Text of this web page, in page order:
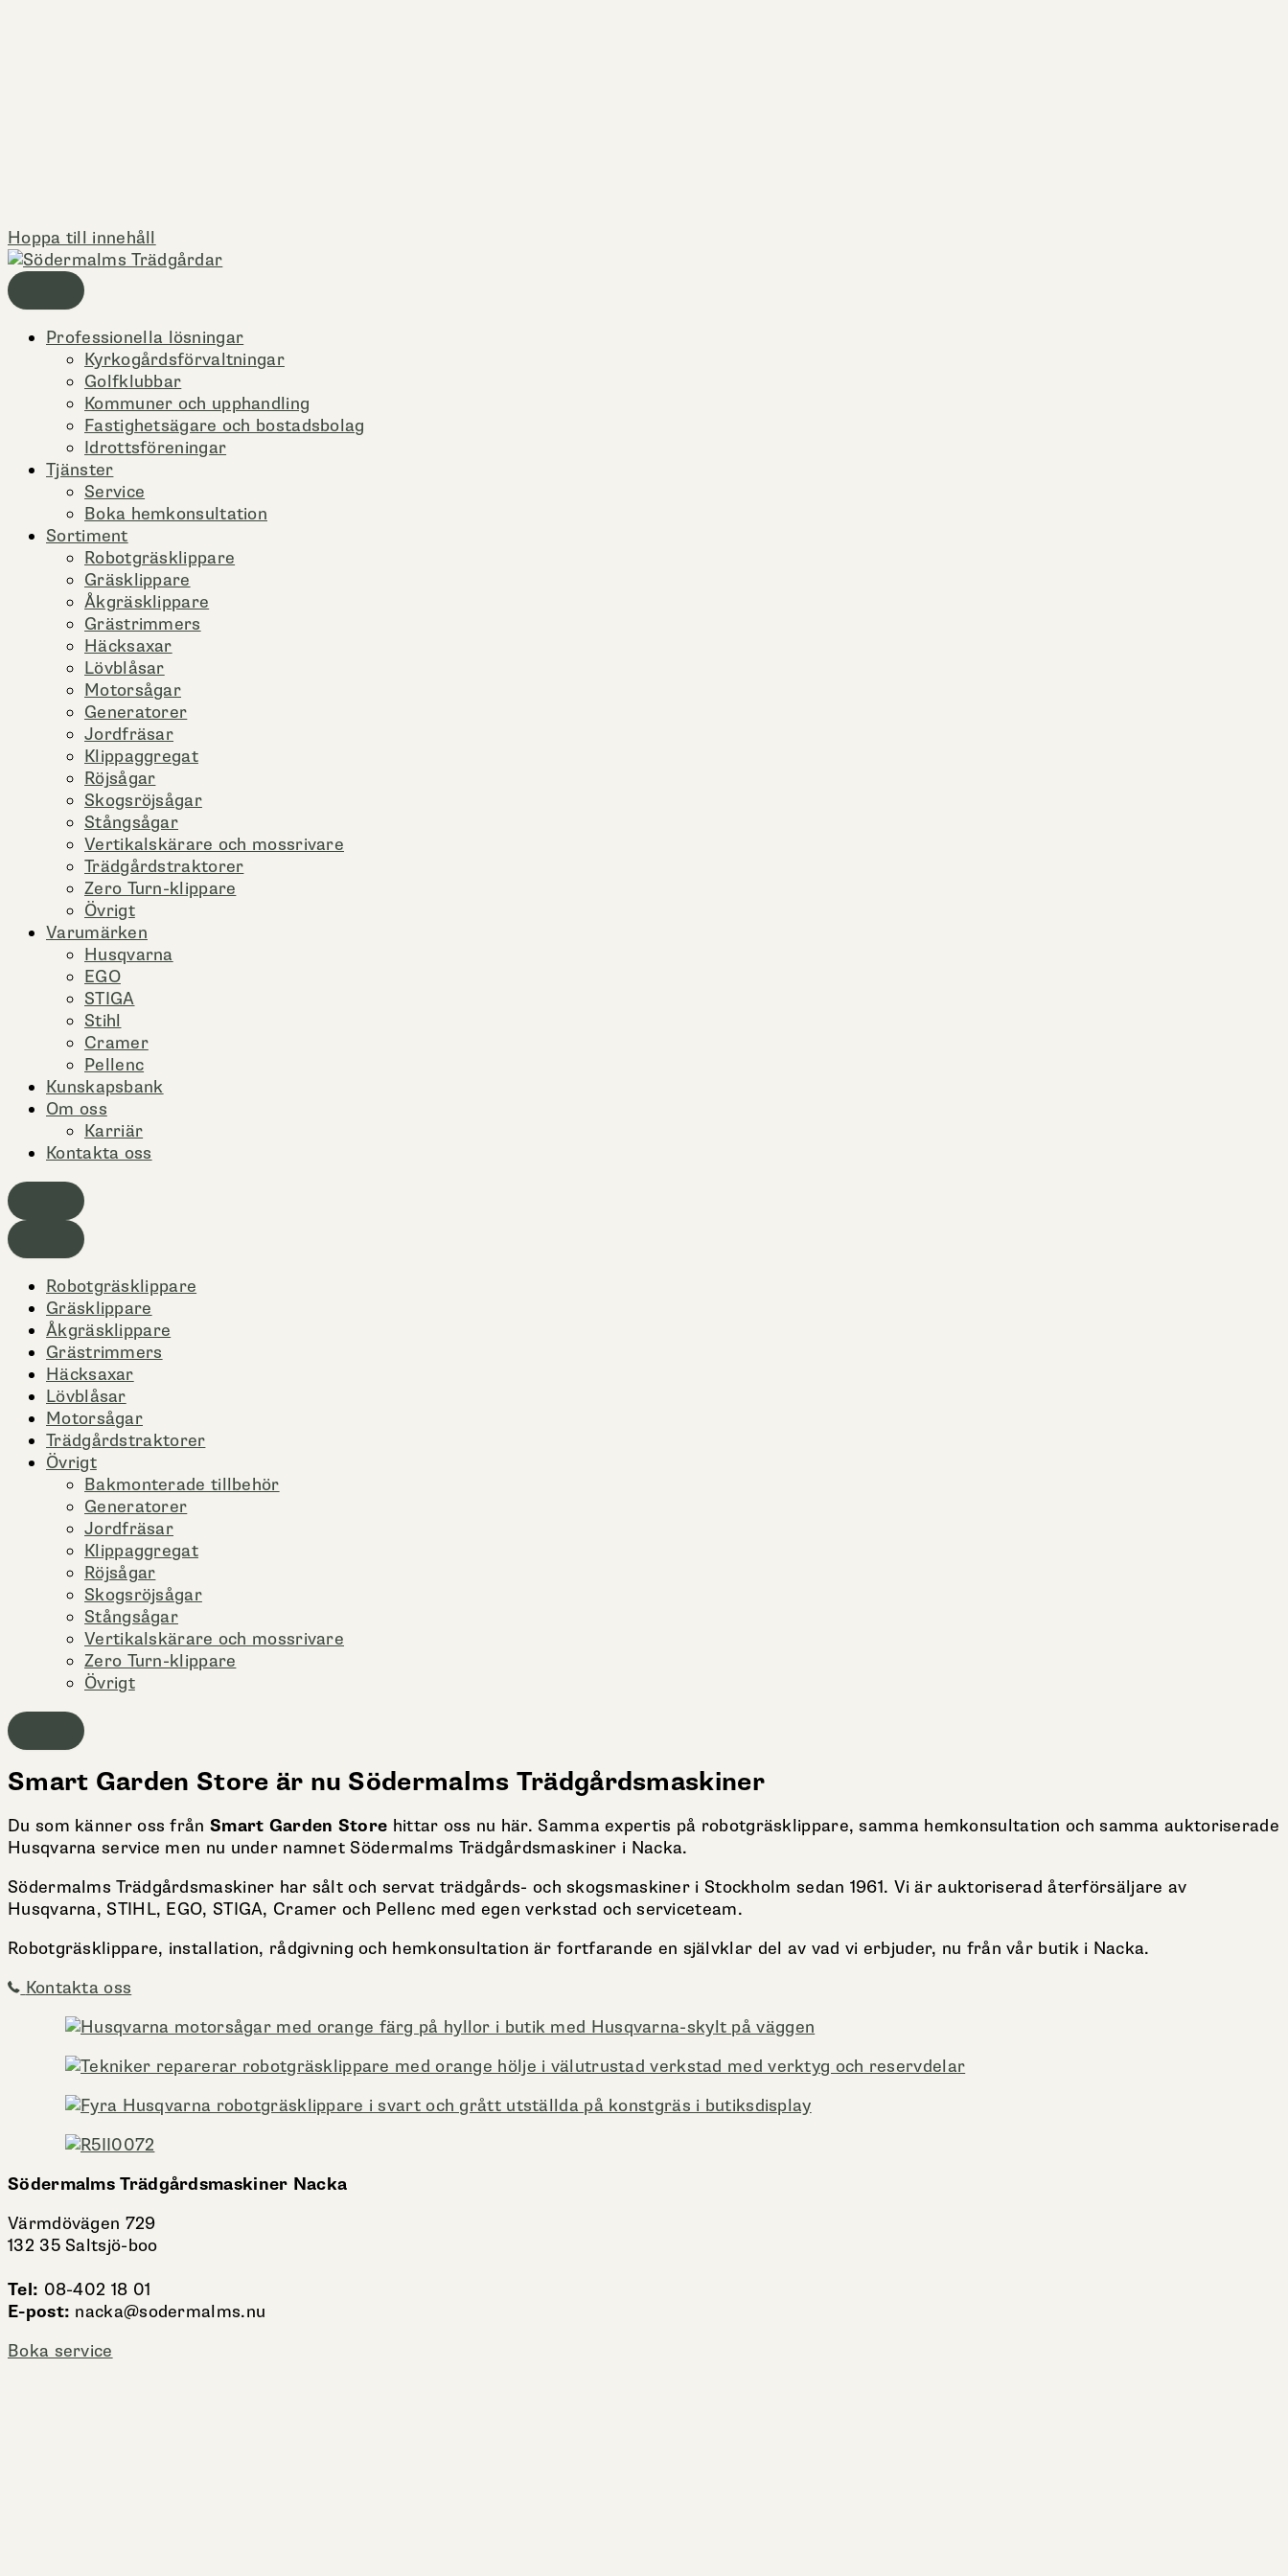
Hoppa till innehåll
Professionella lösningar
Kyrkogårdsförvaltningar
Golfklubbar
Kommuner och upphandling
Fastighetsägare och bostadsbolag
Idrottsföreningar
Tjänster
Service
Boka hemkonsultation
Sortiment
Robotgräsklippare
Gräsklippare
Åkgräsklippare
Grästrimmers
Häcksaxar
Lövblåsar
Motorsågar
Generatorer
Jordfräsar
Klippaggregat
Röjsågar
Skogsröjsågar
Stångsågar
Vertikalskärare och mossrivare
Trädgårdstraktorer
Zero Turn-klippare
Övrigt
Varumärken
Husqvarna
EGO
STIGA
Stihl
Cramer
Pellenc
Kunskapsbank
Om oss
Karriär
Kontakta oss
Robotgräsklippare
Gräsklippare
Åkgräsklippare
Grästrimmers
Häcksaxar
Lövblåsar
Motorsågar
Trädgårdstraktorer
Övrigt
Bakmonterade tillbehör
Generatorer
Jordfräsar
Klippaggregat
Röjsågar
Skogsröjsågar
Stångsågar
Vertikalskärare och mossrivare
Zero Turn-klippare
Övrigt
Smart Garden Store är nu Södermalms Trädgårdsmaskiner
Du som känner oss från Smart Garden Store hittar oss nu här. Samma expertis på robotgräsklippare, samma hemkonsultation och samma auktoriserade
Husqvarna service men nu under namnet Södermalms Trädgårdsmaskiner i Nacka.
Södermalms Trädgårdsmaskiner har sålt och servat trädgårds- och skogsmaskiner i Stockholm sedan 1961. Vi är auktoriserad återförsäljare av
Husqvarna, STIHL, EGO, STIGA, Cramer och Pellenc med egen verkstad och serviceteam.
Robotgräsklippare, installation, rådgivning och hemkonsultation är fortfarande en självklar del av vad vi erbjuder, nu från vår butik i Nacka.
Kontakta oss
Södermalms Trädgårdsmaskiner Nacka
Värmdövägen 729
132 35 Saltsjö-boo
Tel: 08-402 18 01
E-post: nacka@sodermalms.nu
Boka service